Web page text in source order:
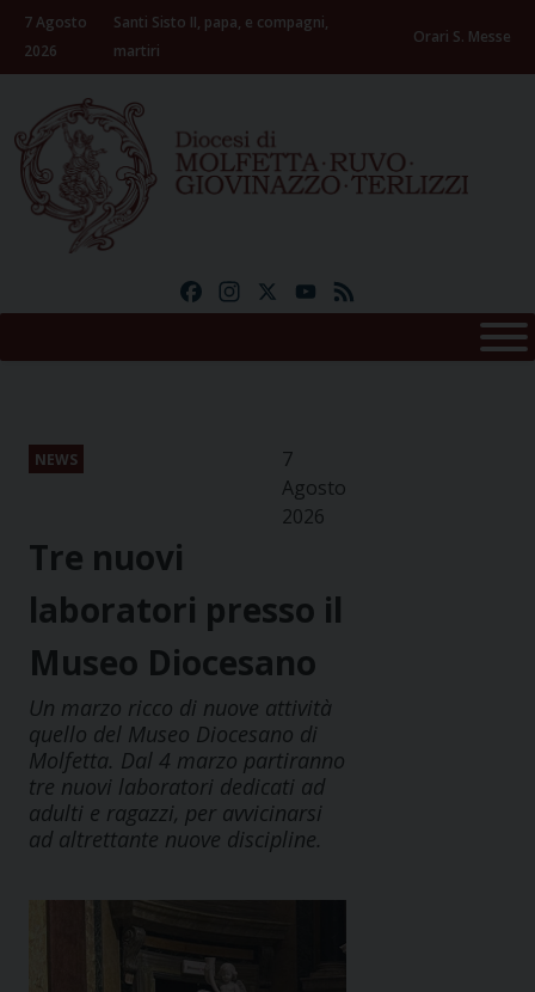
Skip
content
7 Agosto
2026
Santi Sisto II, papa, e compagni,
martiri
Orari S. Messe
FacebookInstagramYouTube
NEWS
7
Agosto
2026
Tre nuovi
laboratori presso il
Museo Diocesano
Un marzo ricco di nuove attività
quello del Museo Diocesano di
Molfetta. Dal 4 marzo partiranno
tre nuovi laboratori dedicati ad
adulti e ragazzi, per avvicinarsi
ad altrettante nuove discipline.